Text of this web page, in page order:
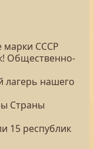
марки СССР
Общественно-
лагерь нашего
Страны
15 республик